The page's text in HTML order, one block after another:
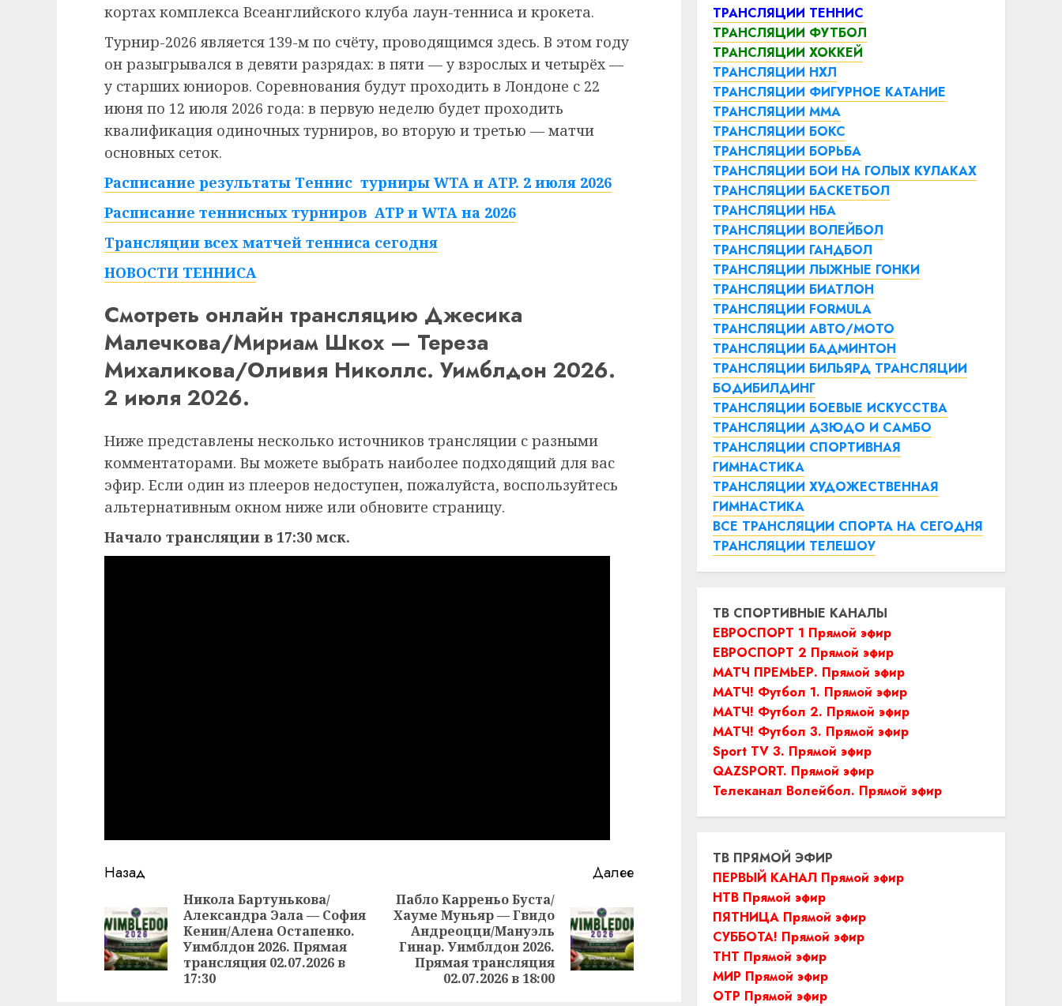
кортах комплекса Всеанглийского клуба лаун-тенниса и крокета.
Турнир-2026 является 139-м по счёту, проводящимся здесь. В этом году
он разыгрывался в девяти разрядах: в пяти — у взрослых и четырёх —
у старших юниоров. Соревнования будут проходить в Лондоне с 22
июня по 12 июля 2026 года: в первую неделю будет проходить
квалификация одиночных турниров, во вторую и третью — матчи
основных сеток.
Расписание результаты Теннис турниры WTA и ATP. 2 июля 2026
Расписание теннисных турниров ATP и WTA на 2026
Трансляции всех матчей тенниса сегодня
НОВОСТИ ТЕННИСА
Смотреть онлайн трансляцию Джесика
Малечкова/Мириам Шкох — Тереза
Михаликова/Оливия Николлс. Уимблдон 2026.
2 июля 2026.
Ниже представлены несколько источников трансляции с разными
комментаторами. Вы можете выбрать наиболее подходящий для вас
эфир. Если один из плееров недоступен, пожалуйста, воспользуйтесь
альтернативным окном ниже или обновите страницу.
Начало трансляции в 17:30 мск.
Продолжить
чтение
Назад
Предыдущая
запись:
Никола Бартунькова/
Александра Эала — София
Кенин/Алена Остапенко.
Уимблдон 2026. Прямая
трансляция 02.07.2026 в
17:30
Далее
Следующая
запись:
Пабло Карреньо Буста/
Хауме Муньяр — Гвидо
Андреоцци/Мануэль
Гинар. Уимблдон 2026.
Прямая трансляция
02.07.2026 в 18:00
ТРАНСЛЯЦИИ ТЕННИС
ТРАНСЛЯЦИИ ФУТБОЛ
ТРАНСЛЯЦИИ ХОККЕЙ
ТРАНСЛЯЦИИ НХЛ
ТРАНСЛЯЦИИ ФИГУРНОЕ КАТАНИЕ
ТРАНСЛЯЦИИ ММА
ТРАНСЛЯЦИИ БОКС
ТРАНСЛЯЦИИ БОРЬБА
ТРАНСЛЯЦИИ БОИ НА ГОЛЫХ КУЛАКАХ
ТРАНСЛЯЦИИ БАСКЕТБОЛ
ТРАНСЛЯЦИИ НБА
ТРАНСЛЯЦИИ ВОЛЕЙБОЛ
ТРАНСЛЯЦИИ ГАНДБОЛ
ТРАНСЛЯЦИИ ЛЫЖНЫЕ ГОНКИ
ТРАНСЛЯЦИИ БИАТЛОН
ТРАНСЛЯЦИИ FORMULA
ТРАНСЛЯЦИИ АВТО/МОТО
ТРАНСЛЯЦИИ БАДМИНТОН
ТРАНСЛЯЦИИ БИЛЬЯРД ТРАНСЛЯЦИИ
БОДИБИЛДИНГ
ТРАНСЛЯЦИИ БОЕВЫЕ ИСКУССТВА
ТРАНСЛЯЦИИ ДЗЮДО И САМБО
ТРАНСЛЯЦИИ СПОРТИВНАЯ
ГИМНАСТИКА
ТРАНСЛЯЦИИ ХУДОЖЕСТВЕННАЯ
ГИМНАСТИКА
ВСЕ ТРАНСЛЯЦИИ СПОРТА НА СЕГОДНЯ
ТРАНСЛЯЦИИ ТЕЛЕШОУ
ТВ СПОРТИВНЫЕ КАНАЛЫ
ЕВРОСПОРТ 1 Прямой эфир
ЕВРОСПОРТ 2 Прямой эфир
МАТЧ ПРЕМЬЕР. Прямой эфир
МАТЧ! Футбол 1. Прямой эфир
МАТЧ! Футбол 2. Прямой эфир
МАТЧ! Футбол 3. Прямой эфир
Sport TV 3. Прямой эфир
QAZSPORT. Прямой эфир
Телеканал Волейбол. Прямой эфир
ТВ ПРЯМОЙ ЭФИР
ПЕРВЫЙ КАНАЛ Прямой эфир
НТВ Прямой эфир
ПЯТНИЦА Прямой эфир
СУББОТА! Прямой эфир
ТНТ Прямой эфир
МИР Прямой эфир
ОТР Прямой эфир